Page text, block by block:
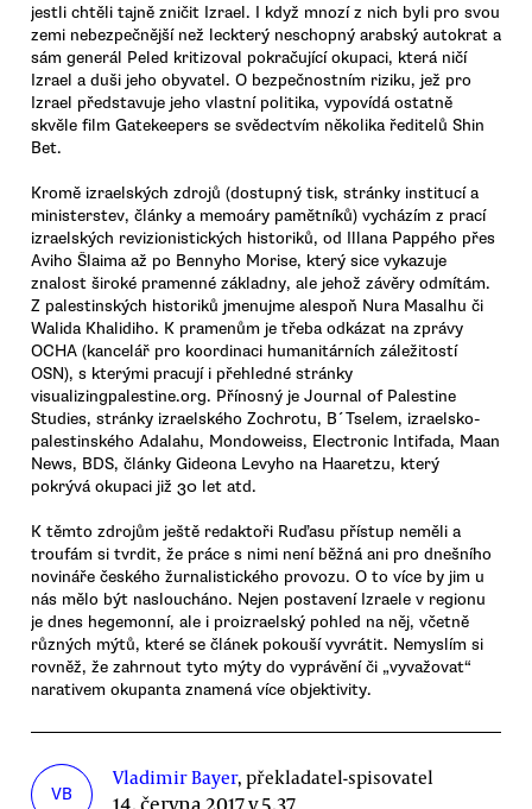
jestli chtěli tajně zničit Izrael. I když mnozí z nich byli pro svou
zemi nebezpečnější než leckterý neschopný arabský autokrat a
sám generál Peled kritizoval pokračující okupaci, která ničí
Izrael a duši jeho obyvatel. O bezpečnostním riziku, jež pro
Izrael představuje jeho vlastní politika, vypovídá ostatně
skvěle film Gatekeepers se svědectvím několika ředitelů Shin
Bet.
Kromě izraelských zdrojů (dostupný tisk, stránky institucí a
ministerstev, články a memoáry pamětníků) vycházím z prací
izraelských revizionistických historiků, od Illana Pappého přes
Aviho Šlaima až po Bennyho Morise, který sice vykazuje
znalost široké pramenné základny, ale jehož závěry odmítám.
Z palestinských historiků jmenujme alespoň Nura Masalhu či
Walida Khalidiho. K pramenům je třeba odkázat na zprávy
OCHA (kancelář pro koordinaci humanitárních záležitostí
OSN), s kterými pracují i přehledné stránky
visualizingpalestine.org. Přínosný je Journal of Palestine
Studies, stránky izraelského Zochrotu, B´Tselem, izraelsko-
palestinského Adalahu, Mondoweiss, Electronic Intifada, Maan
News, BDS, články Gideona Levyho na Haaretzu, který
pokrývá okupaci již 30 let atd.
K těmto zdrojům ještě redaktoři Ruďasu přístup neměli a
troufám si tvrdit, že práce s nimi není běžná ani pro dnešního
novináře českého žurnalistického provozu. O to více by jim u
nás mělo být nasloucháno. Nejen postavení Izraele v regionu
je dnes hegemonní, ale i proizraelský pohled na něj, včetně
různých mýtů, které se článek pokouší vyvrátit. Nemyslím si
rovněž, že zahrnout tyto mýty do vyprávění či „vyvažovat“
narativem okupanta znamená více objektivity.
VB
Vladimir Bayer, překladatel-spisovatel